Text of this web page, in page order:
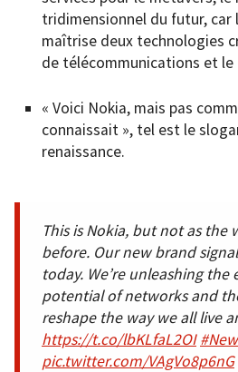
tridimensionnel du futur, car
maîtrise deux technologies
de télécommunications et le
« Voici Nokia, mais pas
connaissait », tel est le
renaissance.
This is Nokia, but not as the
before. Our new brand
today. We’re unleashing the
potential of networks and
reshape the way we all live
https://t.co/lbKLfaL2OI
pic.twitter.com/VAgVo8p6nG